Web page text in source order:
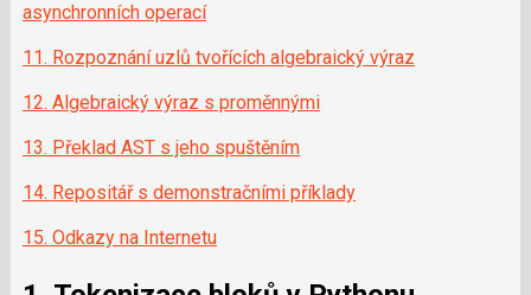
asynchronních operací
11. Rozpoznání uzlů tvořících algebraický výraz
12. Algebraický výraz s proměnnými
13. Překlad AST s jeho spuštěním
14. Repositář s demonstračními příklady
15. Odkazy na Internetu